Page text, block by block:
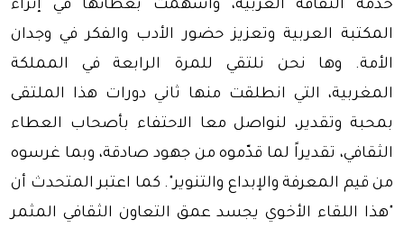
خدمة الثقافة العربية، وأسهمت بعطائها في إثراء
المكتبة العربية وتعزيز حضور الأدب والفكر في وجدان
الأمة. وها نحن نلتقي للمرة الرابعة في المملكة
المغربية، التي انطلقت منها ثاني دورات هذا الملتقى
بمحبة وتقدير، لنواصل معا الاحتفاء بأصحاب العطاء
الثقافي، تقديراً لما قدّموه من جهود صادقة، وبما غرسوه
من قيم المعرفة والإبداع والتنوير". كما اعتبر المتحدث أن
"هذا اللقاء الأخوي يجسد عمق التعاون الثقافي المثمر